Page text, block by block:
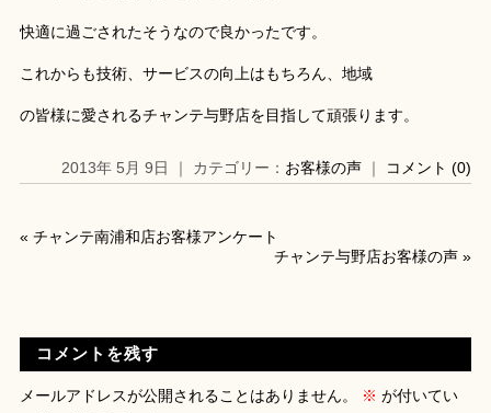
快適に過ごされたそうなので良かったです。
これからも技術、サービスの向上はもちろん、地域
の皆様に愛されるチャンテ与野店を目指して頑張ります。
2013年 5月 9日 ｜ カテゴリー： お客様の声 ｜ コメント (0)
« チャンテ南浦和店お客様アンケート
チャンテ与野店お客様の声 »
コメントを残す
メールアドレスが公開されることはありません。 ※ が付いてい